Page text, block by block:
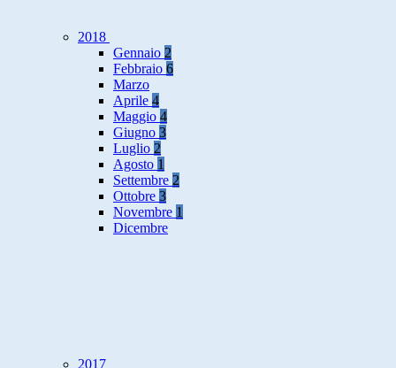
2018
Gennaio 2
Febbraio 6
Marzo
Aprile 4
Maggio 4
Giugno 3
Luglio 2
Agosto 1
Settembre 2
Ottobre 3
Novembre 1
Dicembre
2017